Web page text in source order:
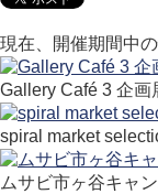
現在、開催期間中
Gallery Café 3 企画
spiral market
ムサビ市ヶ谷キャ